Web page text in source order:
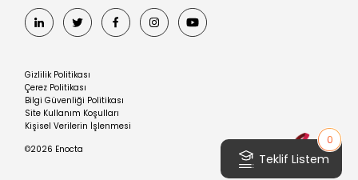
Gizlilik Politikası
Çerez Politikası
Bilgi Güvenliği Politikası
Site Kullanım Koşulları
Kişisel Verilerin İşlenmesi
©2026 Enocta
Teklif Listem
0